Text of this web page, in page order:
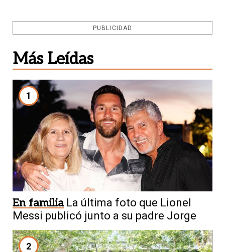
PUBLICIDAD
Más Leídas
1
En familia La última foto que Lionel
Messi publicó junto a su padre Jorge
2